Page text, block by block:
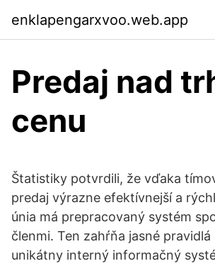
enklapengarxvoo.web.app
Predaj nad
cenu
Štatistiky potvrdili, že vďaka
predaj výrazne efektívnejší a
únia má prepracovaný systém
členmi. Ten zahŕňa jasné pravidlá
unikátny interný informačný